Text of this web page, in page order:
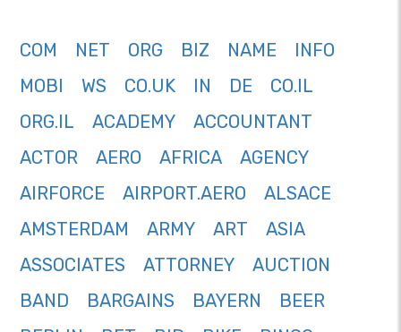
COM NET ORG BIZ NAME
INFO
MOBI
WS CO.UK IN DE
CO.IL
ORG.IL
ACADEMY
ACCOUNTANT
ACTOR
AERO AFRICA
AGENCY
AIRFORCE
AIRPORT.AERO
ALSACE
AMSTERDAM
ARMY ART
ASIA
ASSOCIATES
ATTORNEY
AUCTION
BAND
BARGAINS BAYERN
BEER